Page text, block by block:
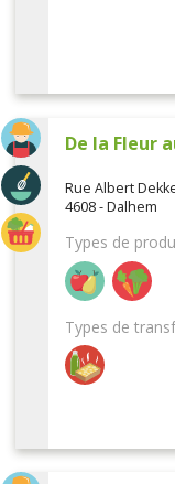
De la Fleur
Rue Albert
4608 - Dalhem
Types de
Types de